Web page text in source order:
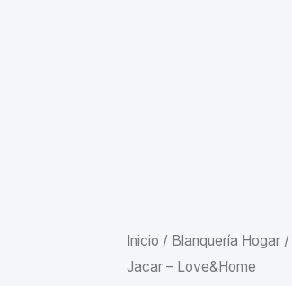
Inicio / Blanquería Hogar /
Jacar – Love&Home